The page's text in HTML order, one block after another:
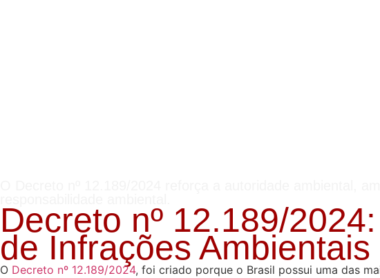
Decreto nº 12.189/
de Infrações Ambientais
O Decreto nº 12.189/2024, foi criado porque o Brasil possui uma das